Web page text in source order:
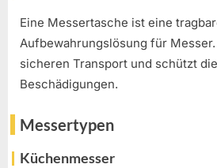
Eine Messertasche ist eine
Aufbewahrungslösung für
sicheren Transport und schützt
Beschädigungen.
Messertypen
Küchenmesser